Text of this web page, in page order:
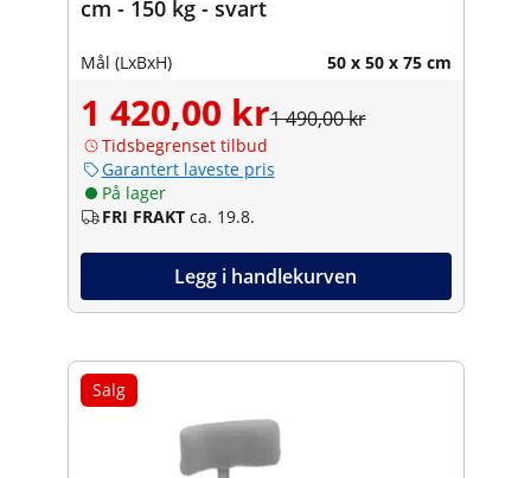
cm - 150 kg - svart
Mål (LxBxH) 50 x 50 x 75 cm
1 420,00 kr1 490,00 kr
Tidsbegrenset tilbud
Garantert laveste pris
På lager
FRI FRAKT ca. 19.8.
Legg i handlekurven
Salg